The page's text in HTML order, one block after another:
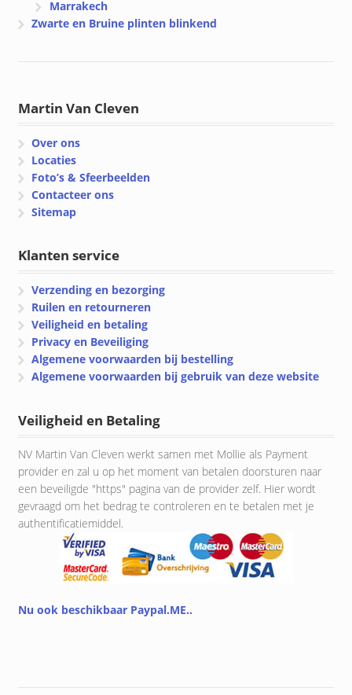
Marrakech
Zwarte en Bruine plinten blinkend
Martin Van Cleven
Over ons
Locaties
Foto’s & Sfeerbeelden
Contacteer ons
Sitemap
Klanten service
Verzending en bezorging
Ruilen en retourneren
Veiligheid en betaling
Privacy en Beveiliging
Algemene voorwaarden bij bestelling
Algemene voorwaarden bij gebruik van deze website
Veiligheid en Betaling
NV Martin Van Cleven werkt samen met Mollie als Payment
provider en zal u op het moment van betalen doorsturen naar
een beveiligde "https" pagina van de provider zelf. Hier wordt
gevraagd om het bedrag te controleren en te betalen met je
authentificatiemiddel.
Nu ook beschikbaar Paypal.ME..